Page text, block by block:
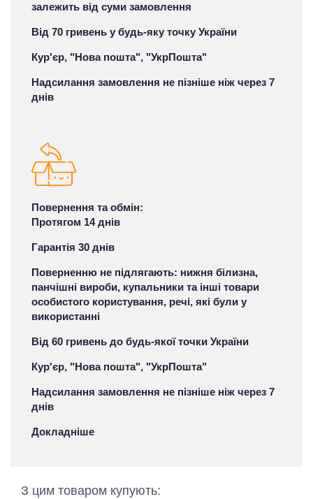
залежить від суми замовлення
Від 70 гривень у будь-яку точку України
Кур'єр, "Нова пошта", "УкрПошта"
Надсилання замовлення не пізніше ніж через 7
днів
Повернення та обмін:
Протягом 14 днів
Гарантія 30 днів
Поверненню не підлягають: нижня білизна,
панчішні вироби, купальники та інші товари
особистого користування, речі, які були у
використанні
Від 60 гривень до будь-якої точки України
Кур'єр, "Нова пошта", "УкрПошта"
Надсилання замовлення не пізніше ніж через 7
днів
Докладніше
З цим товаром купують: